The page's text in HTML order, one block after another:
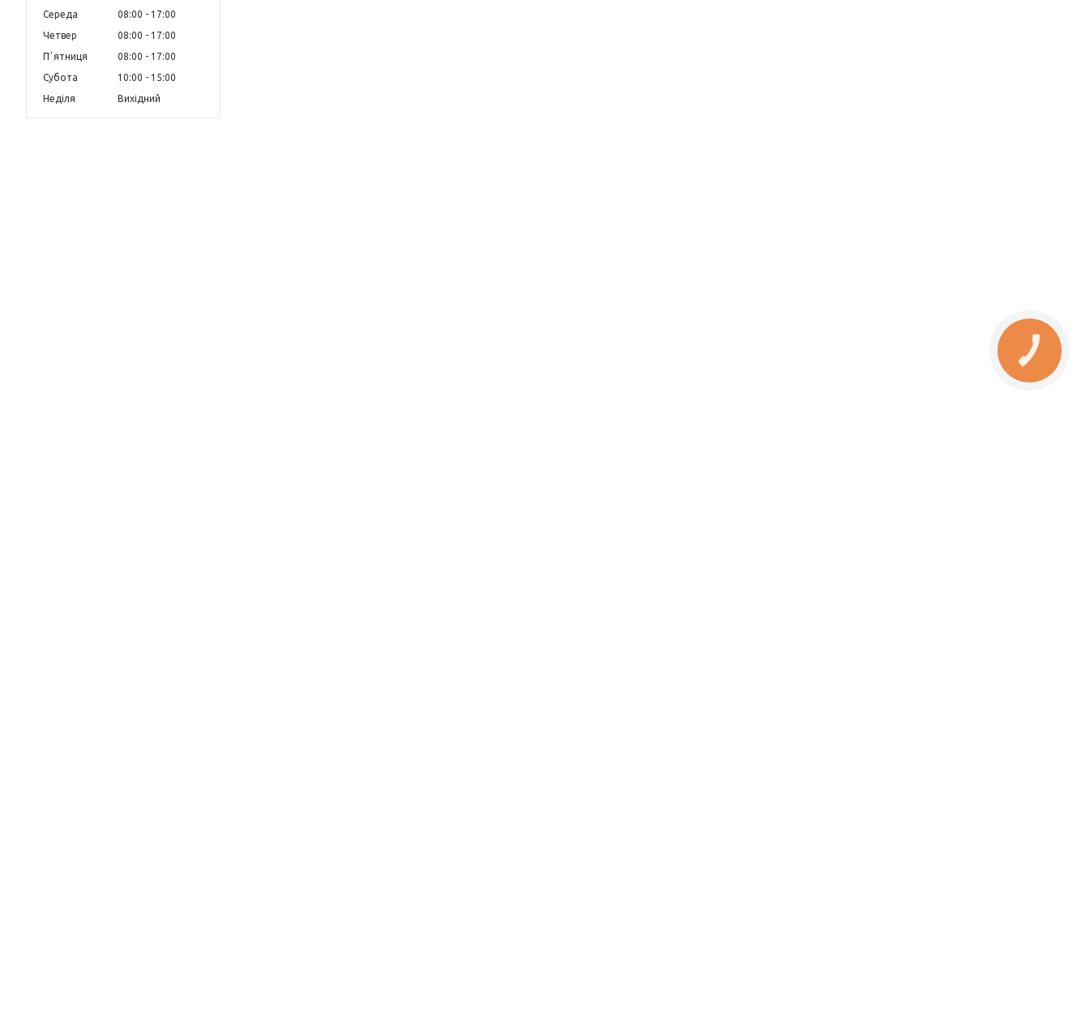
Середа
08:00
17:00
Четвер
08:00
17:00
Пʼятниця
08:00
17:00
Субота
10:00
15:00
Неділя
Вихідний